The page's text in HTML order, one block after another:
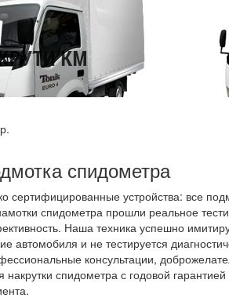
спидометра
сертифицированные устройства: все
спидометра прошли реальное
Наша техника успешно
автомобиля и не тестируется
консультации,
спидометра с годовой гарантией